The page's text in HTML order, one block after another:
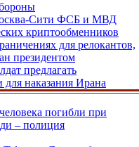
Сити ФСБ и МВД
криптообменников
для релокантов,
президентом
предлагать
для наказания Ирана
погибли при
– полиция